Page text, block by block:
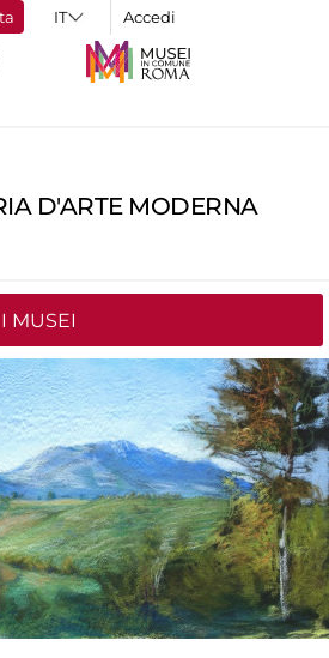
Accedi
D'ARTE MODERNA
MUSEI